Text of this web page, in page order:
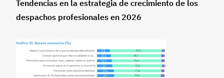
Tendencias en la estrategia de crecimiento de los
despachos profesionales en 2026